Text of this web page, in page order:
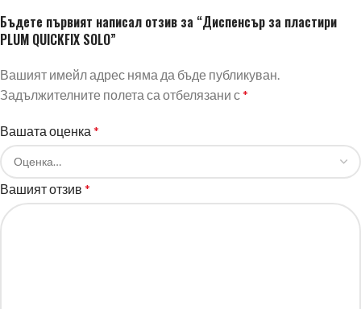
Бъдете първият написал отзив за “Диспенсър за пластири
PLUM QUICKFIX SOLO”
Вашият имейл адрес няма да бъде публикуван.
Задължителните полета са отбелязани с*
Вашата оценка *
Вашият отзив *